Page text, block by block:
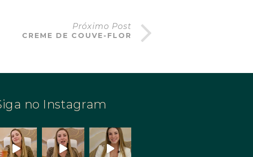
Próximo Post
CREME DE COUVE-FLOR
no Instagram